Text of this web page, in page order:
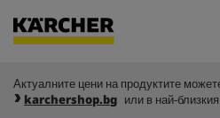
Актуалните цени на продуктите
karchershop.bg или в най-близкия